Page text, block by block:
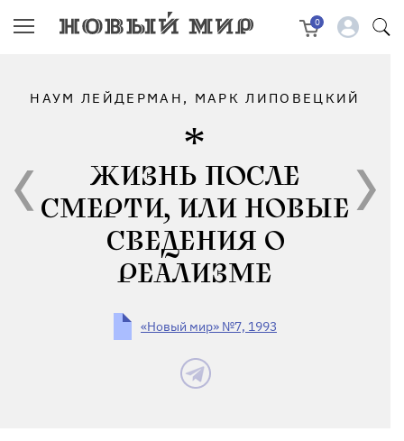
0
НАУМ ЛЕЙДЕРМАН, МАРК ЛИПОВЕЦКИЙ
ЖИЗНЬ ПОСЛЕ
СМЕРТИ, ИЛИ НОВЫЕ
СВЕДЕНИЯ О
РЕАЛИЗМЕ
«Новый мир» №7, 1993